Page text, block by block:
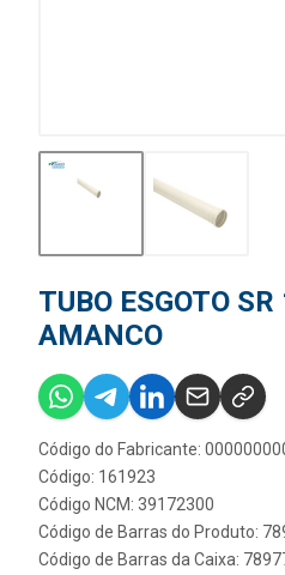
TUBO ESGOTO
AMANCO
Código do Fabricante:
Código: 161923
Código NCM: 39172300
Código de Barras do Produto:
Código de Barras da Caixa: